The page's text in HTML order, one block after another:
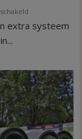
Nieuw
alle
kernen
Hardenberg
extra systeem